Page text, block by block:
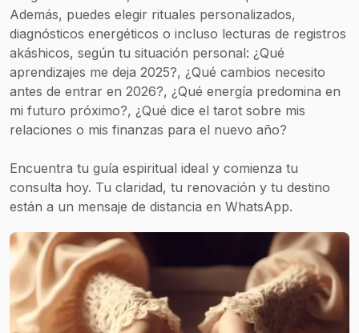
Además, puedes elegir rituales personalizados,
diagnósticos energéticos o incluso lecturas de registros
akáshicos, según tu situación personal: ¿Qué
aprendizajes me deja 2025?, ¿Qué cambios necesito
antes de entrar en 2026?, ¿Qué energía predomina en
mi futuro próximo?, ¿Qué dice el tarot sobre mis
relaciones o mis finanzas para el nuevo año?
Encuentra tu guía espiritual ideal y comienza tu
consulta hoy. Tu claridad, tu renovación y tu destino
están a un mensaje de distancia en WhatsApp.